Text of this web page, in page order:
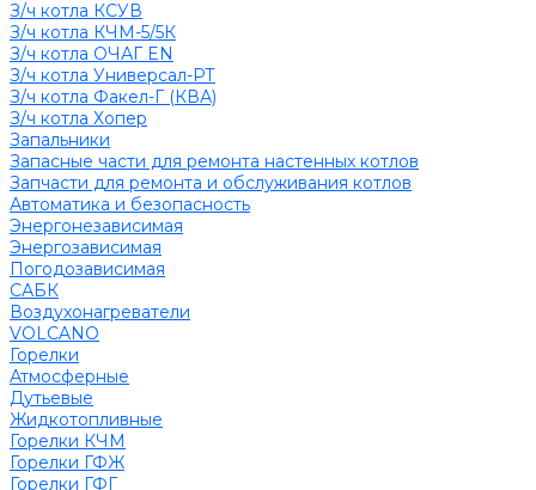
З/ч котла КСУВ
З/ч котла КЧМ-5/5К
З/ч котла ОЧАГ EN
З/ч котла Универсал-РТ
З/ч котла Факел-Г (КВА)
З/ч котла Хопер
Запальники
Запасные части для ремонта настенных котлов
Запчасти для ремонта и обслуживания котлов
Автоматика и безопасность
Энергонезависимая
Энергозависимая
Погодозависимая
САБК
Воздухонагреватели
VOLCANO
Горелки
Атмосферные
Дутьевые
Жидкотопливные
Горелки КЧМ
Горелки ГФЖ
Горелки ГФГ